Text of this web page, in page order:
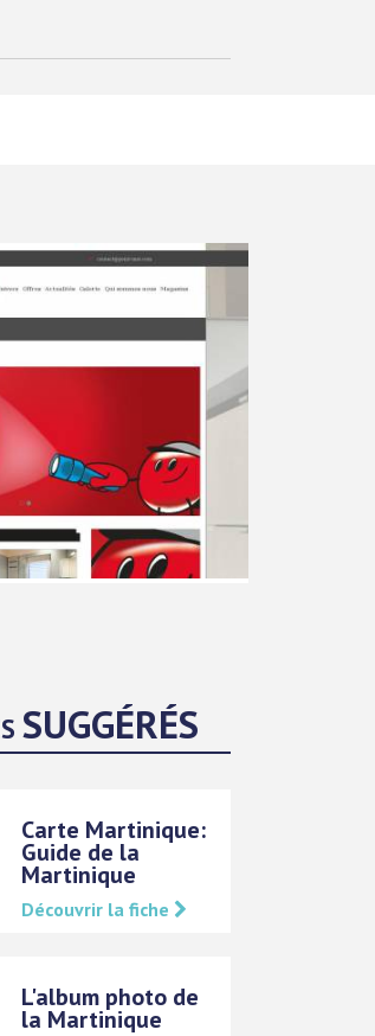
SUGGÉRÉS
Carte Martinique:
Guide de la
Martinique
Découvrir la fiche
L'album photo de
la Martinique